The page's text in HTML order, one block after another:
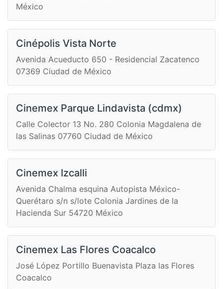
México
Cinépolis Vista Norte
Avenida Acueducto 650 - Residencial Zacatenco
07369 Ciudad de México
Cinemex Parque Lindavista (cdmx)
Calle Colector 13 No. 280 Colonia Magdalena de
las Salinas 07760 Ciudad de México
Cinemex Izcalli
Avenida Chalma esquina Autopista México-
Querétaro s/n s/lote Colonia Jardines de la
Hacienda Sur 54720 México
Cinemex Las Flores Coacalco
José López Portillo Buenavista Plaza las Flores
Coacalco